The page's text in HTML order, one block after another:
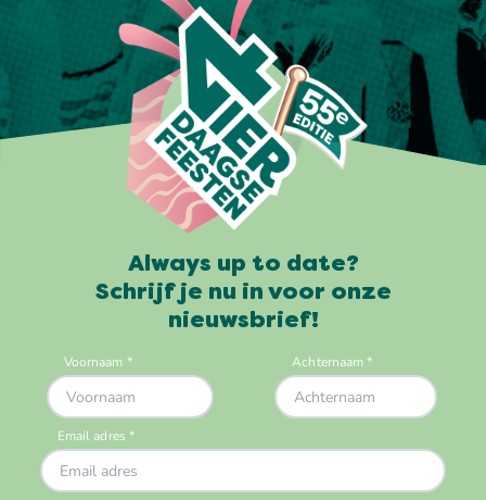
Always up to date?
Schrijf je nu in voor onze
nieuwsbrief!